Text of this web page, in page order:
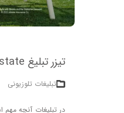
تیزر تبلیغ allstate – تبلیغ شرکت بیمه و کار از خانه
تبلیغات تلوزیونی
در تبلیغات آنچه مهم